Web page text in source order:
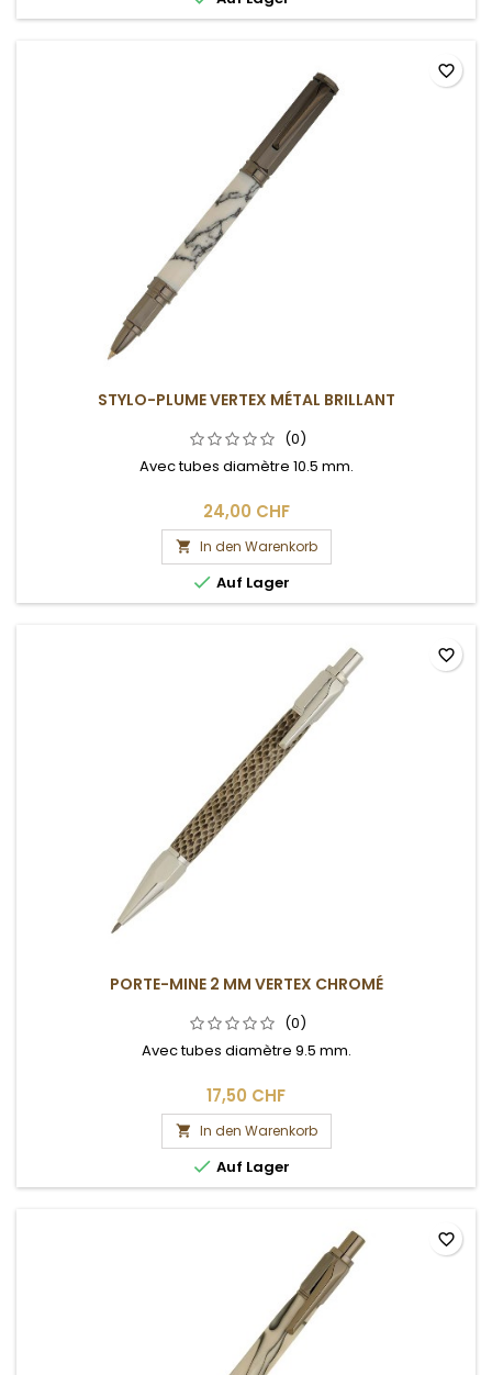
STYLO-PLUME VERTEX MÉTAL BRILLANT
(0)
Avec tubes diamètre 10.5 mm.
24,00 CHF
 In den Warenkorb
 Auf Lager
favorite_border
PORTE-MINE 2 MM VERTEX CHROMÉ
(0)
Avec tubes diamètre 9.5 mm.
17,50 CHF
 In den Warenkorb
 Auf Lager
favorite_border
favorite_border